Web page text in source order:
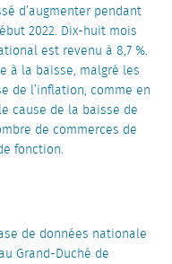
d’augmenter pendant
2022. Dix-huit mois
est revenu à 8,7 %.
à la baisse, malgré les
de l’inflation, comme en
cause de la baisse de
de commerces de
fonction.
de données nationale
Grand-Duché de